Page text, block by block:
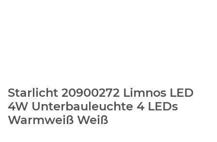
Starlicht 20900272 Limnos LED
4W Unterbauleuchte 4 LEDs
Warmweiß Weiß